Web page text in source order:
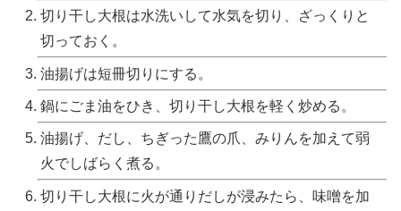
切り干し大根は水洗いして水気を切り、ざっくりと
切っておく。
油揚げは短冊切りにする。
鍋にごま油をひき、切り干し大根を軽く炒める。
油揚げ、だし、ちぎった鷹の爪、みりんを加えて弱
火でしばらく煮る。
切り干し大根に火が通りだしが浸みたら、味噌を加